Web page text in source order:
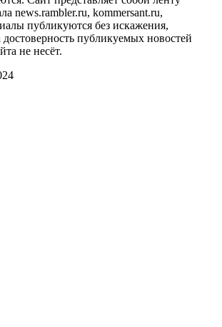
news.rambler.ru, kommersant.ru,
публикуются без искажения,
достоверность публикуемых новостей
не несёт.